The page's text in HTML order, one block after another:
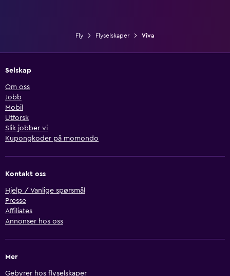
Fly Flyselskaper Viva
Selskap
Om oss
Jobb
Mobil
Utforsk
Slik jobber vi
Kupongkoder på momondo
Kontakt oss
Hjelp / Vanlige spørsmål
Presse
Affiliates
Annonser hos oss
Mer
Gebyrer hos flyselskaper